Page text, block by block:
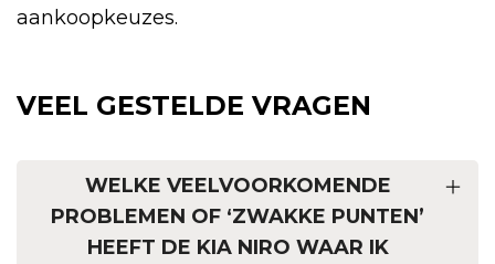
aankoopkeuzes.
VEEL GESTELDE VRAGEN
WELKE VEELVOORKOMENDE
PROBLEMEN OF ‘ZWAKKE PUNTEN’
HEEFT DE KIA NIRO WAAR IK